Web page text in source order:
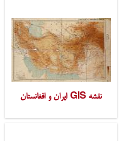
نقشه GIS ایران و افغانستان